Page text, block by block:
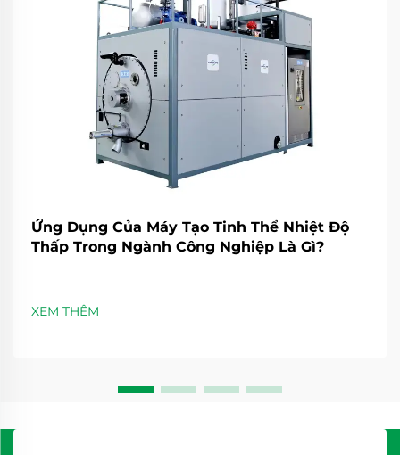
Ứng Dụng Của Máy Tạo Tinh Thể Nhiệt Độ
Thấp Trong Ngành Công Nghiệp Là Gì?
XEM THÊM